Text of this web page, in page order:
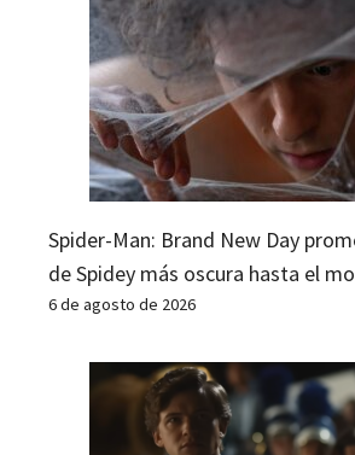
Spider-Man: Brand New Day
de Spidey más oscura hasta el
6 de agosto de 2026